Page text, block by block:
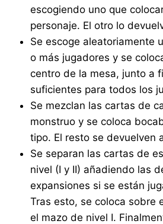
escogiendo uno que
personaje. El otro lo
Se escoge aleatoriamente
o más jugadores y se
centro de la mesa, junto a
suficientes para todos los
Se mezclan las cartas de
monstruo y se coloca
tipo. El resto se devuelven
Se separan las cartas de
nivel (I y II) añadiendo las
expansiones si se están
Tras esto, se coloca sobre
el mazo de nivel I.